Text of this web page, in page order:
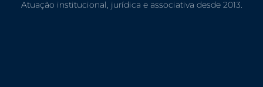
Atuação institucional, jurídica e associativa desde 2013.